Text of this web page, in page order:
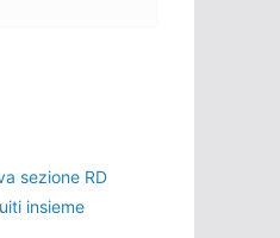
sezione RD
insieme